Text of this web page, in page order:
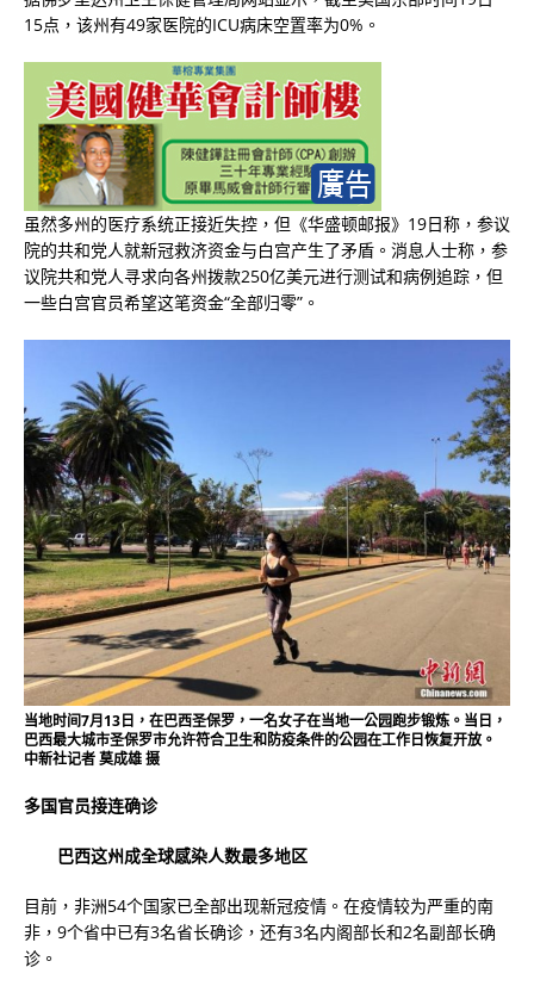
15点，该州有49家医院的ICU病床空置率为0%。
虽然多州的医疗系统正接近失控，但《华盛顿邮报》19日称，参议
院的共和党人就新冠救济资金与白宫产生了矛盾。消息人士称，参
议院共和党人寻求向各州拨款250亿美元进行测试和病例追踪，但
一些白宫官员希望这笔资金“全部归零”。
当地时间7月13日，在巴西圣保罗，一名女子在当地一公园跑步锻炼。当日，
巴西最大城市圣保罗市允许符合卫生和防疫条件的公园在工作日恢复开放。
中新社记者 莫成雄 摄
多国官员接连确诊
巴西这州成全球感染人数最多地区
目前，非洲54个国家已全部出现新冠疫情。在疫情较为严重的南
非，9个省中已有3名省长确诊，还有3名内阁部长和2名副部长确
诊。